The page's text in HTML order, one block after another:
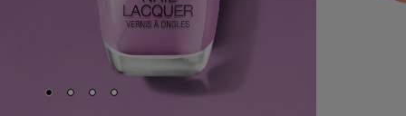
Skip to slide
Skip to slide2
Skip to slide3
Skip to slide4